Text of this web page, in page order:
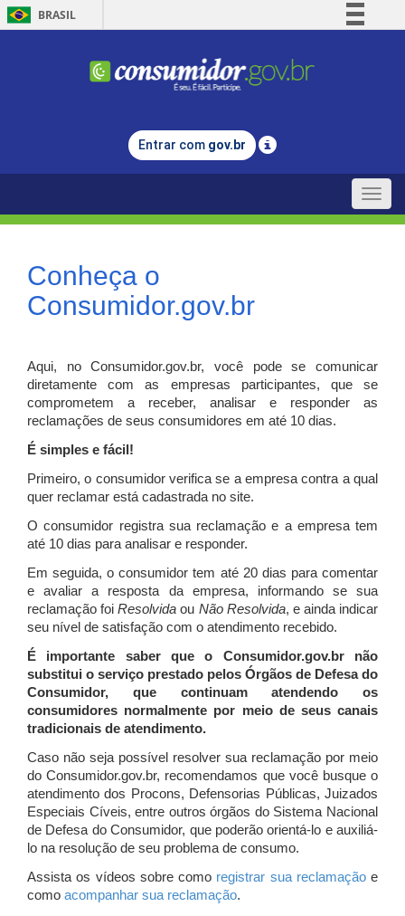
BRASIL
Comunica BR
Legislação
Entrar com gov.br
Toggle
Conheça o
Consumidor.gov.br
Aqui, no Consumidor.gov.br, você pode se comunicar
diretamente com as empresas participantes, que se
comprometem a receber, analisar e responder as
reclamações de seus consumidores em até 10 dias.
É simples e fácil!
Primeiro, o consumidor verifica se a empresa contra a qual
quer reclamar está cadastrada no site.
O consumidor registra sua reclamação e a empresa tem
até 10 dias para analisar e responder.
Em seguida, o consumidor tem até 20 dias para comentar
e avaliar a resposta da empresa, informando se sua
reclamação foiResolvida ou Não Resolvida, e ainda indicar
seu nível de satisfação com o atendimento recebido.
É importante saber que o Consumidor.gov.br não
substitui o serviço prestado pelos Órgãos de Defesa do
Consumidor, que continuam atendendo os
consumidores normalmente por meio de seus canais
tradicionais de atendimento.
Caso não seja possível resolver sua reclamação por meio
do Consumidor.gov.br, recomendamos que você busque o
atendimento dos Procons, Defensorias Públicas, Juizados
Especiais Cíveis, entre outros órgãos do Sistema Nacional
de Defesa do Consumidor, que poderão orientá-lo e auxiliá-
lo na resolução de seu problema de consumo.
Assista os vídeos sobre como registrar sua reclamaçãoe
como acompanhar sua reclamação.